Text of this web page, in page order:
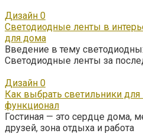
Дизайн 0
Светодиодные ленты в
для дома
Введение в тему
Светодиодные ленты за
Дизайн 0
Как выбрать светильники для
функционал
Гостиная — это сердце дома,
друзей, зона отдыха и работа